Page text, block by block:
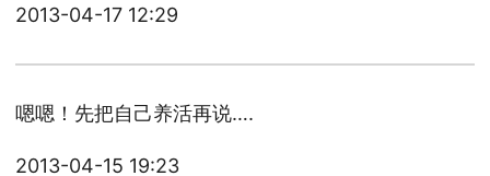
2013-04-17 12:29
嗯嗯！先把自己养活再说….
2013-04-15 19:23